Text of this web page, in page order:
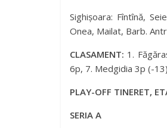
Sighișoara: Fîntînă,
Onea, Mailat, Barb.
CLASAMENT: 1.
6p, 7. Medgidia 3p (-
PLAY-OFF TINERET,
SERIA A